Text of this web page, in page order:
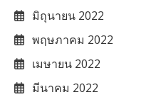
มิถุนายน 2022
พฤษภาคม 2022
เมษายน 2022
มีนาคม 2022